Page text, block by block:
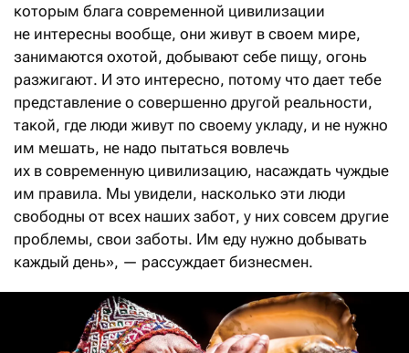
которым блага современной цивилизации
не интересны вообще, они живут в своем мире,
занимаются охотой, добывают себе пищу, огонь
разжигают. И это интересно, потому что дает тебе
представление о совершенно другой реальности,
такой, где люди живут по своему укладу, и не нужно
им мешать, не надо пытаться вовлечь
их в современную цивилизацию, насаждать чуждые
им правила. Мы увидели, насколько эти люди
свободны от всех наших забот, у них совсем другие
проблемы, свои заботы. Им еду нужно добывать
каждый день», — рассуждает бизнесмен.